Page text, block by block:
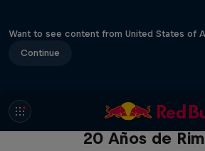
Want to see content from United States of
Continue
Red Bull Batalla Nueva
20 Años de